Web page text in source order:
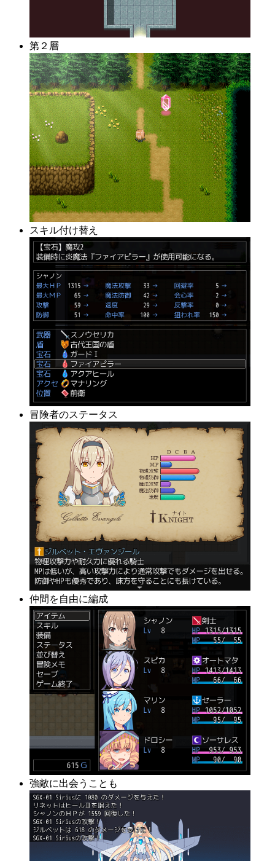
第２層
スキル付け替え
冒険者のステータス
仲間を自由に編成
強敵に出会うことも